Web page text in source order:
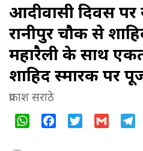
आदीवासी दिवस
रानीपुर चौक से
महारैली के साथ
शाहिद स्मारक पर
प्रकाश सराठे
WhatsAppFacebookTwitter Gmail